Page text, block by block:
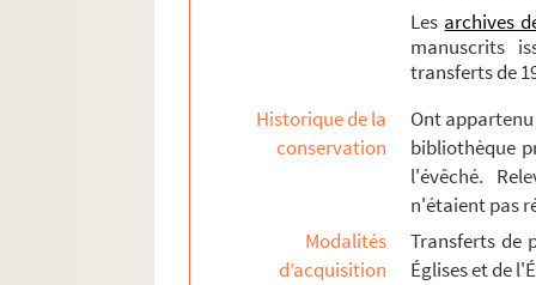
Les archives
manuscrits
transferts de
Historique de la
conservation
Ont
bibliothèque
l'évêché.
n'étaient pas
Modalités
d’acquisition
Transferts de
Églises et de